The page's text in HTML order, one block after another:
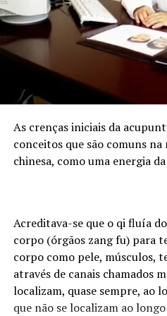
agronegócio nacional, com
proteína animal, e concentra
instituições financeiras que
profissionais com esse duplo
concentra atualmente 6.683
certificados pela ANCORD. É
do país, representando
Desde 2020, a região
145% na quantidade de
Pensando nesse mercado, foi
que conecta o mercado
Programação
A participação da ANCORD
capacitação contínua em um
As crenças iniciais da
conceitos que são comuns
chinesa, como uma energia
Acreditava-se que o qi fluía
corpo (órgãos zang fu) para
corpo como pele, músculos,
através de canais chamados
localizam, quase sempre, ao
que não se localizam ao